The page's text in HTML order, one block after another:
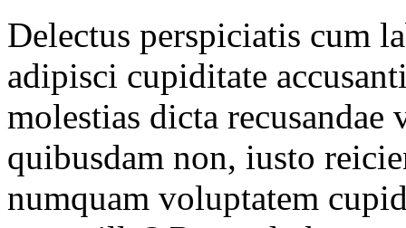
Delectus perspiciatis cum
adipisci cupiditate
molestias dicta
quibusdam non, iusto
numquam voluptatem